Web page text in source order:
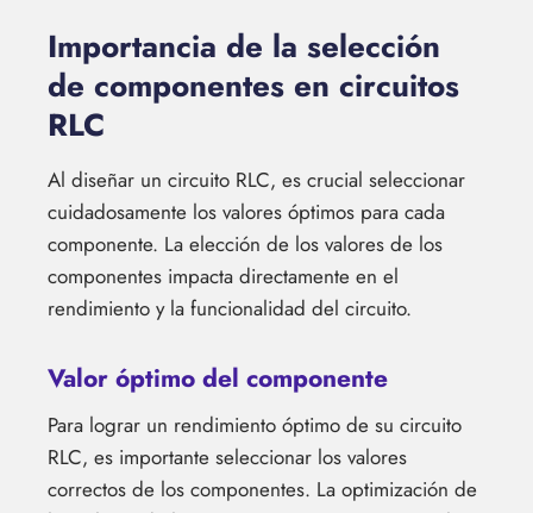
Importancia de la selección
de componentes en circuitos
RLC
Al diseñar un circuito RLC, es crucial seleccionar
cuidadosamente los valores óptimos para cada
componente. La elección de los valores de los
componentes impacta directamente en el
rendimiento y la funcionalidad del circuito.
Valor óptimo del componente
Para lograr un rendimiento óptimo de su circuito
RLC, es importante seleccionar los valores
correctos de los componentes. La optimización de